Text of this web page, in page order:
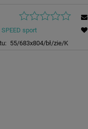
SPEED sport
55/683x804/bł/zie/K